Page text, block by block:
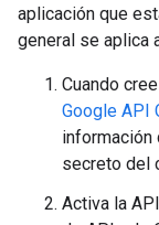
aplicación que
general se aplica
Cuando
Google API
información
secreto del
Activa la